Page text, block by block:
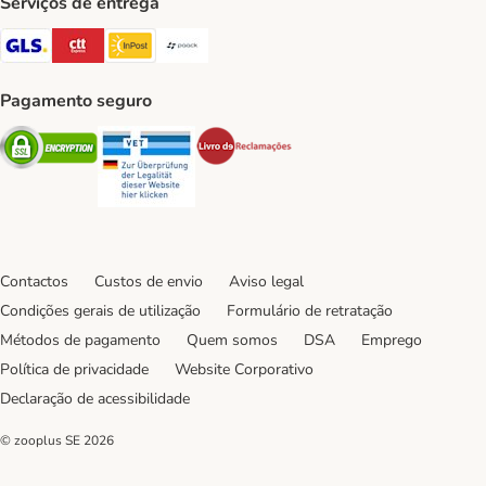
GLS Shipping Method
CTTExpress Shipping Method
InPost Shipping Method
Pagamento seguro
Security Security
Contactos Custos de envio
Aviso legal
Condições gerais de utilização
Formulário de retratação
Métodos de pagamento
Quem somos DSA
Emprego
Política de privacidade
Website Corporativo
Declaração de acessibilidade
© zooplus SE 2026